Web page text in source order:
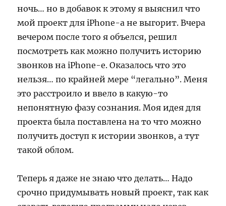
ночь… но в добавок к этому я выяснил что
мой проект для iPhone-а не выгорит. Вчера
вечером после того я объелся, решил
посмотреть как можно получить историю
звонков на iPhone-е. Оказалось что это
нельзя… по крайней мере “легально”. Меня
это расстроило и ввело в какую-то
непонятную фазу сознания. Моя идея для
проекта была поставлена на то что можно
получить доступ к истории звонков, а тут
такой облом.
Теперь я даже не знаю что делать… Надо
срочно придумывать новый проект, так как